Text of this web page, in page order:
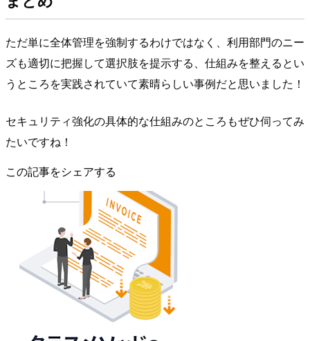
ただ単に全体管理を強制するわけではなく、利用部門のニー
ズも適切に把握して選択肢を提示する、仕組みを整えるとい
うところを実践されていて素晴らしい事例だと思いました！
セキュリティ強化の具体的な仕組みのところもぜひ伺ってみ
たいですね！
この記事をシェアする